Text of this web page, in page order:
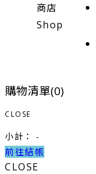
商店
Shop
購物清單(0)
CLOSE
小計： -
前往結帳
CLOSE